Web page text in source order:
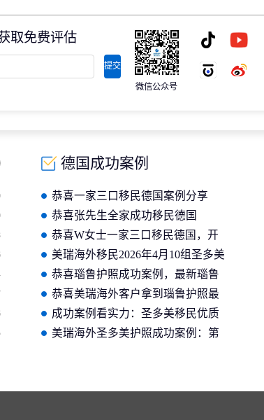
取免费评估
提交
微信公众号
德国成功案例
恭喜一家三口移民德国案例分享
恭喜张先生全家成功移民德国
恭喜W女士一家三口移民德国，开
启全新的海外生活
美瑞海外移民2026年4月10组圣多美
护照成功案例分享
恭喜瑙鲁护照成功案例，最新瑙鲁
护照批准获批信
恭喜美瑞海外客户拿到瑙鲁护照最
新获批信(2026年4月16日)
成功案例看实力：圣多美移民优质
企业如何助客户快速拿证
美瑞海外圣多美护照成功案例：第